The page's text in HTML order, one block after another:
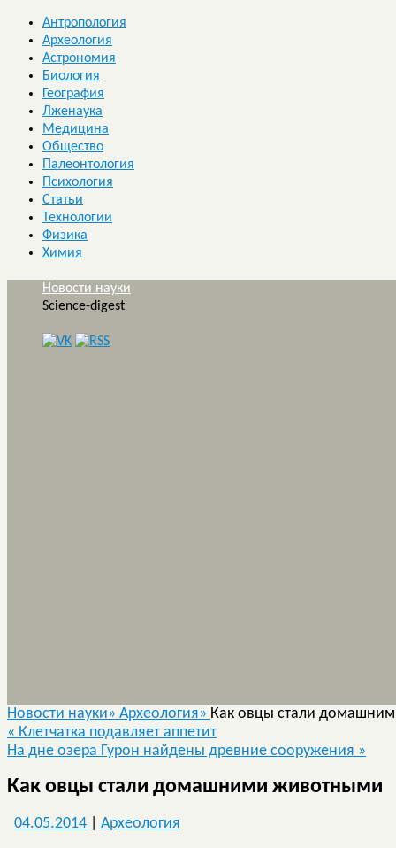
Антропология
Археология
Астрономия
Биология
География
Лженаука
Медицина
Общество
Палеонтология
Психология
Статьи
Технологии
Физика
Химия
Новости науки
Science-digest
Новости науки» Археология» Как овцы стали
« Клетчатка подавляет аппетит
На дне озера Гурон найдены древние сооружения »
Как овцы стали домашними животными
04.05.2014 Археология